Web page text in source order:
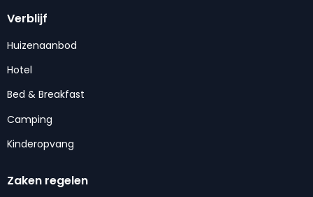
Verblijf
Huizenaanbod
Hotel
Bed & Breakfast
Camping
Kinderopvang
Zaken regelen